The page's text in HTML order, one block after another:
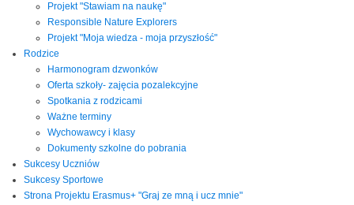
Projekt "Stawiam na naukę"
Responsible Nature Explorers
Projekt "Moja wiedza - moja przyszłość"
Rodzice
Harmonogram dzwonków
Oferta szkoły- zajęcia pozalekcyjne
Spotkania z rodzicami
Ważne terminy
Wychowawcy i klasy
Dokumenty szkolne do pobrania
Sukcesy Uczniów
Sukcesy Sportowe
Strona Projektu Erasmus+ "Graj ze mną i ucz mnie"